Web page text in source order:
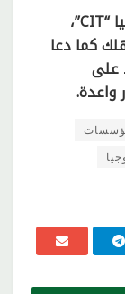
مشيدا بالشراكة مع غرفة صناعة تكنولوجيا “CIT”،
كما دعا
على
واعدة.